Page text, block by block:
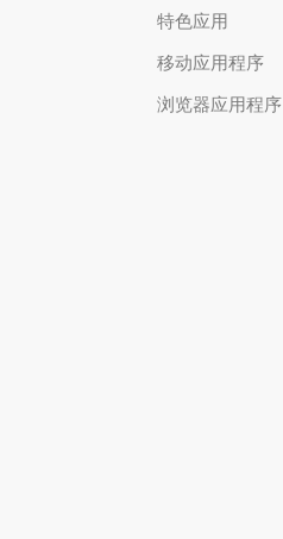
特色应用
移动应用程序
浏览器应用程序